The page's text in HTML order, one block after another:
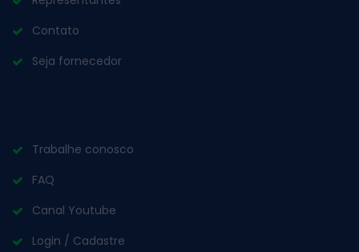
Contato
Seja fornecedor
Trabalhe conosco
FAQ
Canal Youtube
Login / Cadastre